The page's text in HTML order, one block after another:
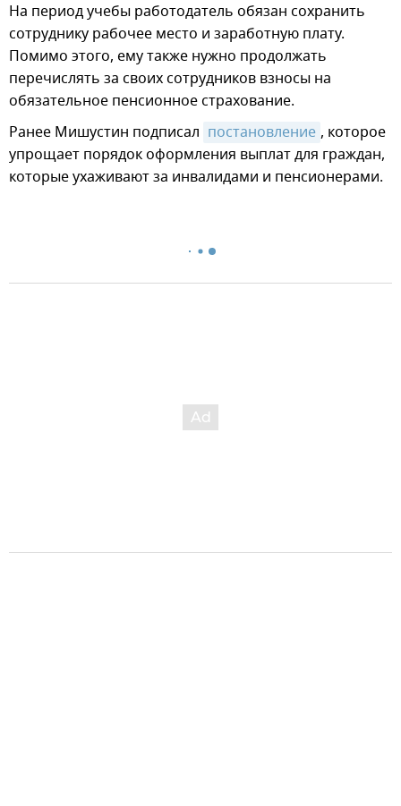
На период учебы работодатель обязан сохранить
сотруднику рабочее место и заработную плату.
Помимо этого, ему также нужно продолжать
перечислять за своих сотрудников взносы на
обязательное пенсионное страхование.
Ранее Мишустин подписал постановление , которое
упрощает порядок оформления выплат для граждан,
которые ухаживают за инвалидами и пенсионерами.